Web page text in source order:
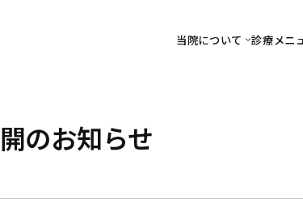
当院について 診療メニ
のお知らせ